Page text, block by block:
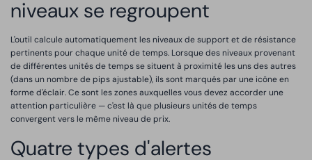
niveaux se regroupent
L'outil calcule automatiquement les niveaux de support et de résistance
pertinents pour chaque unité de temps. Lorsque des niveaux provenant
de différentes unités de temps se situent à proximité les uns des autres
(dans un nombre de pips ajustable), ils sont marqués par une icône en
forme d'éclair. Ce sont les zones auxquelles vous devez accorder une
attention particulière — c'est là que plusieurs unités de temps
convergent vers le même niveau de prix.
Quatre types d'alertes